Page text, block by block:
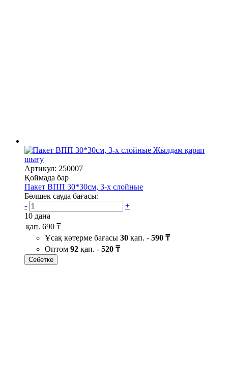
Жылдам қарап
шығу
Артикул: 250007
Қоймада бар
Пакет ВПП 30*30см, 3-х слойные
Бөлшек сауда бағасы:
-
+
10 дана
қап. 690 ₸
Ұсақ көтерме бағасы 30 қап. - 590 ₸
Оптом 92 қап. - 520 ₸
Себетке